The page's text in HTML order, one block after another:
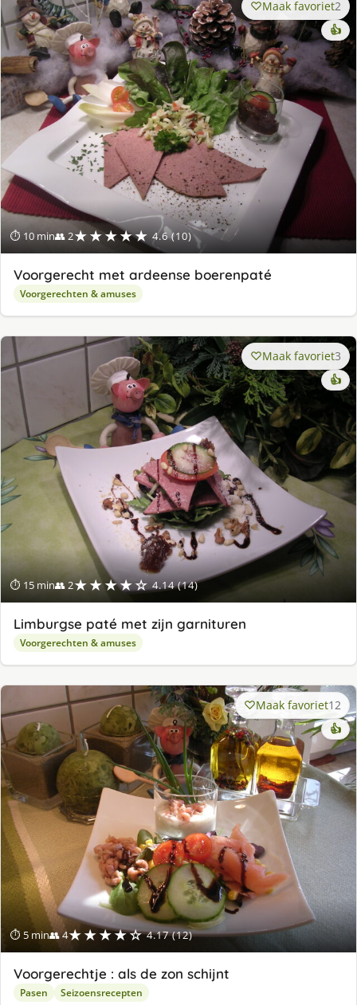
⏱ 10 min👥 2★★★★★ 4.6 (10)
Maak favoriet2
👍
Voorgerecht met ardeense boerenpaté
Voorgerechten & amuses
⏱ 15 min👥 2★★★★☆ 4.14 (14)
Maak favoriet3
👍
Limburgse paté met zijn garnituren
Voorgerechten & amuses
⏱ 5 min👥 4★★★★☆ 4.17 (12)
Maak favoriet12
👍
Voorgerechtje : als de zon schijnt
Pasen Seizoensrecepten